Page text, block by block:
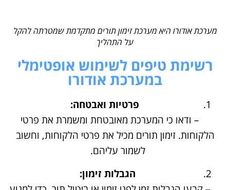
מערכת אודורו היא מערכת זימון תורים מתקדמת שמטרתה להקל
על התהליך
רשימת טיפים לשימוש אופטימלי
במערכת אודורו
פרטיות ואבטחה:
– ודאו כי המערכת מאובטחת ומשמרת את פרטי
הלקוחות. זימון תורים מכיל את פרטי הלקוחות, וחשוב
לשמור עליהם.
הגבלות זימון:
– קבעו הגבלות זמן לפני זימון או ביטול תור, כדי למנוע